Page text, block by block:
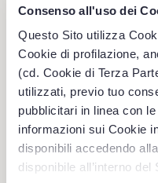
Consenso all'uso dei
Questo Sito utilizza
Cookie di profilazione,
(cd. Cookie di Terza
utilizzati, previo tuo
pubblicitari in linea con
informazioni sui Cookie
disponibili accedendo
disponibile all’interno del
PROPERTY
Un
Un servizio dedicato
manutenzione della